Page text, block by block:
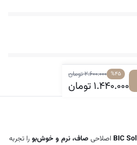
%۴۵ ۲.۶۰۰.۰۰۰تومان
۱.۴۴۰.۰۰۰تومان
BIC اصلاحیصاف، نرم و خوش‌بو را تجربه